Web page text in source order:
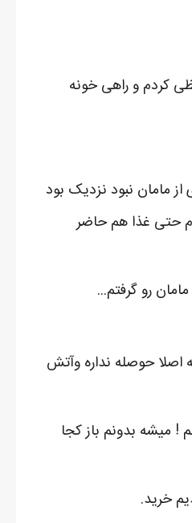
کردم و راهی خونه
مامان نبود نزدیک بود
حتی غذا هم حاضر
رو گرفتم...
اصلا حوصله نداره وآتش
! میشه بدونم باز کجا
خرید.